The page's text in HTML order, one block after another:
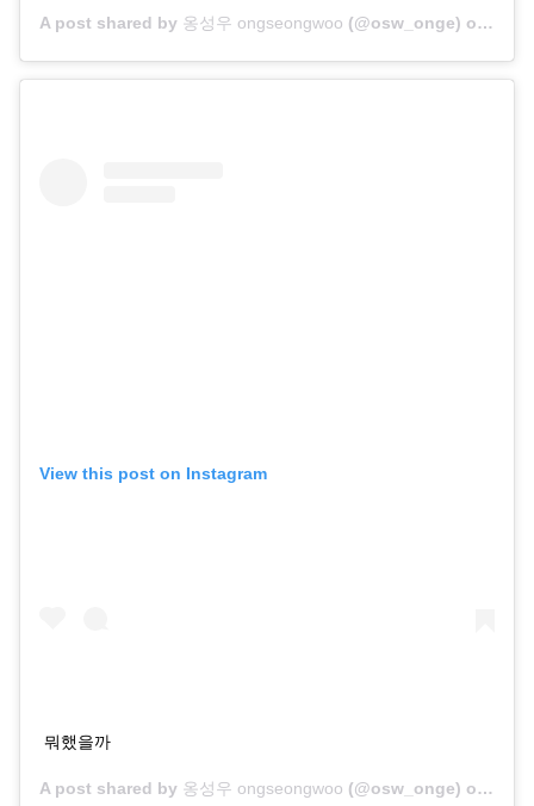
A post shared by 옹성우 ongseongwoo (@osw_onge) on
View this post on Instagram
뭐했을까
A post shared by 옹성우 ongseongwoo (@osw_onge) on